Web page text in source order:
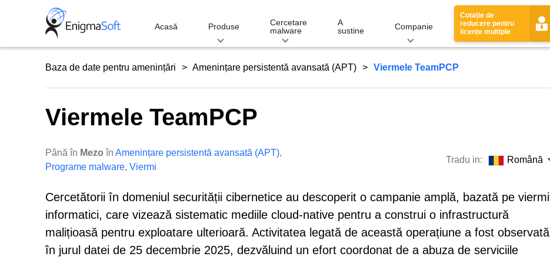
Acasă Produse
Cercetare
malware
A
sustine
Companie
Cotație de
reducere pentru
licențe multiple
Baza de date pentru amenințări Amenințare persistentă avansată (APT) Viermele TeamPCP
Viermele TeamPCP
Până în Mezo în Amenințare persistentă avansată (APT),
Programe malware, Viermi
Tradu in: Română
Cercetătorii în domeniul securității cibernetice au descoperit o campanie amplă, bazată pe viermi
informatici, care vizează sistematic mediile cloud-native pentru a construi o infrastructură
malițioasă pentru exploatare ulterioară. Activitatea legată de această operațiune a fost observată
în jurul datei de 25 decembrie 2025, dezvăluind un efort coordonat de a abuza de serviciile